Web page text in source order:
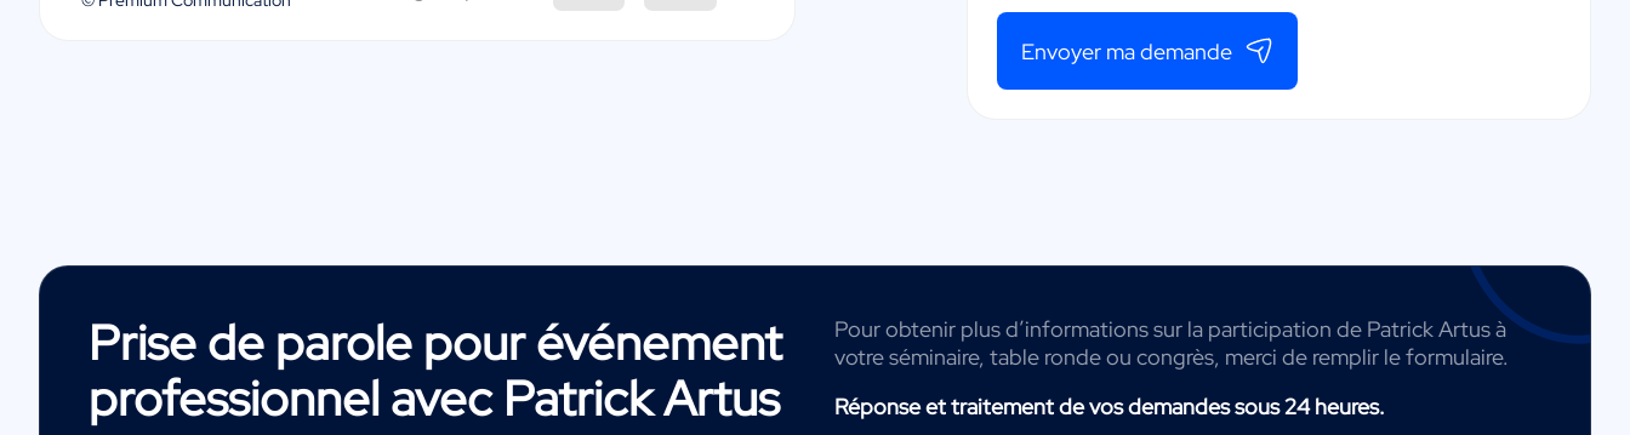
Envoyer ma demande
Prise de parole pour événement
professionnel avec Patrick Artus
Pour obtenir plus d’informations sur la participation de Patrick Artus à
votre séminaire, table ronde ou congrès, merci de remplir le formulaire.
Réponse et traitement de vos demandes sous 24 heures.